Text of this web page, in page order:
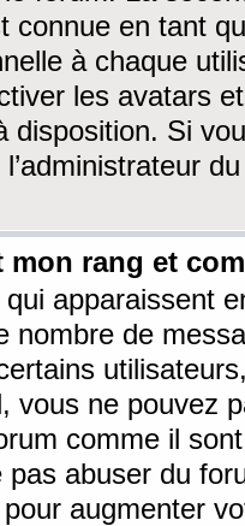
connue en tant
à chaque
les avatars
disposition. Si
mon rang et
apparaissent
nombre de
vous ne pouvez
comme il
pas abuser du
augmenter